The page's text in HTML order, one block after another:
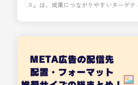
ス」は、成果につながりやすいターゲテ
既存顧客と似た特性を持ち、かつ広告
に関心を示す可能性が高いと思われる利